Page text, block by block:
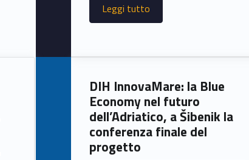
Leggi tutto
DIH InnovaMare: la Blue
Economy nel futuro
dell’Adriatico, a Šibenik la
conferenza finale del
progetto